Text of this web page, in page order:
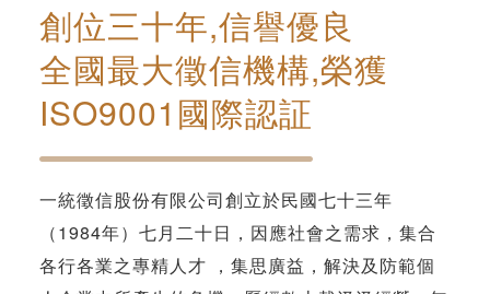
創位三十年,信譽優良
全國最大徵信機構,榮獲
ISO9001國際認証
一統徵信股份有限公司創立於民國七十三年
（1984年）七月二十日，因應社會之需求，集合
各行各業之專精人才 ，集思廣益，解決及防範個